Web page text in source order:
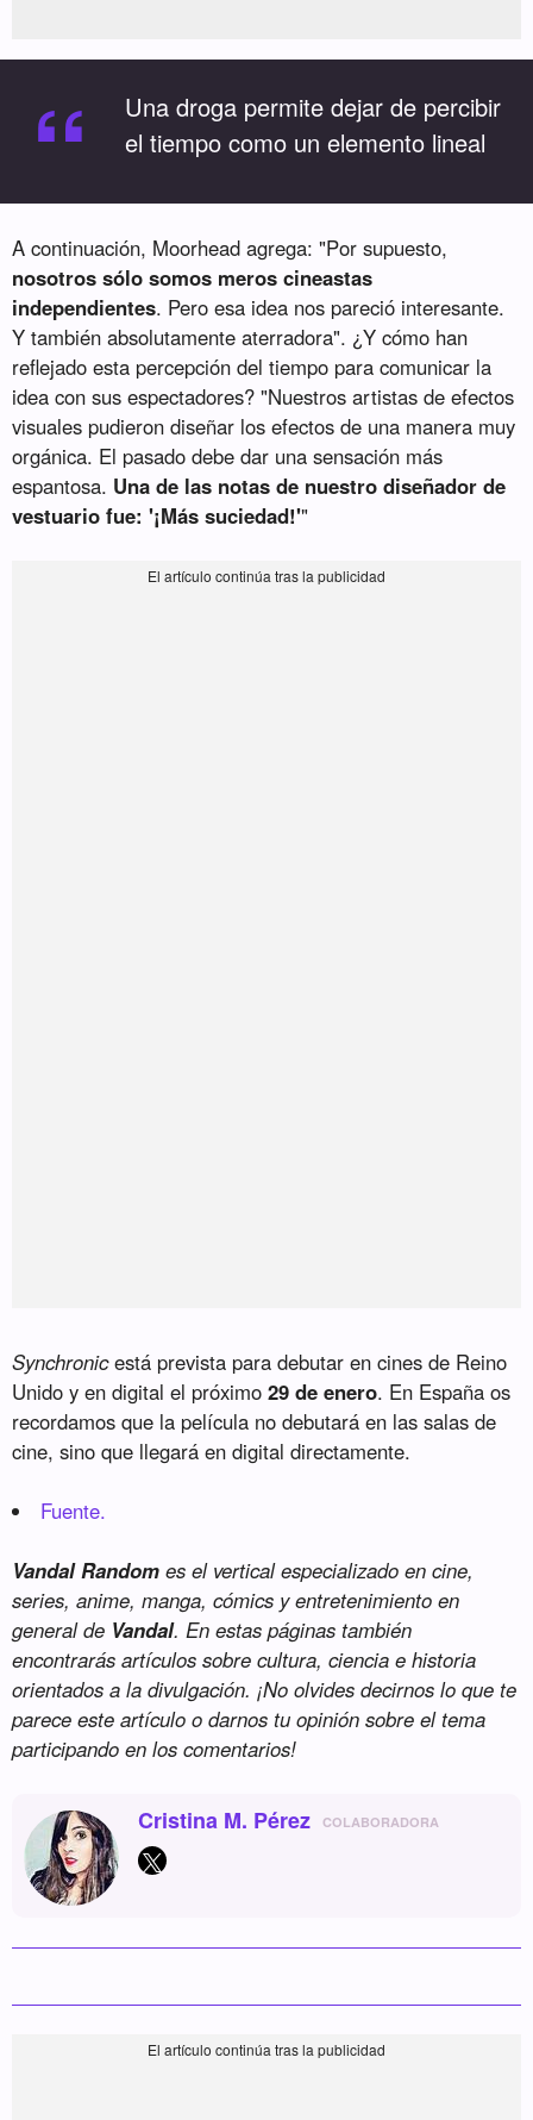
“
Una droga permite dejar de percibir
el tiempo como un elemento lineal
A continuación, Moorhead agrega: "Por supuesto,
nosotros sólo somos meros cineastas
independientes. Pero esa idea nos pareció interesante.
Y también absolutamente aterradora". ¿Y cómo han
reflejado esta percepción del tiempo para comunicar la
idea con sus espectadores? "Nuestros artistas de efectos
visuales pudieron diseñar los efectos de una manera muy
orgánica. El pasado debe dar una sensación más
espantosa. Una de las notas de nuestro diseñador de
vestuario fue: '¡Más suciedad!'"
Synchronicestá prevista para debutar en cines de Reino
Unido y en digital el próximo29 de enero. En España os
recordamos que la película no debutará en las salas de
cine, sino que llegará en digital directamente.
Fuente.
Vandal Random es el vertical especializado en cine,
series, anime, manga, cómics y entretenimiento en
general de Vandal. En estas páginas también
encontrarás artículos sobre cultura, ciencia e historia
orientados a la divulgación. ¡No olvides decirnos lo que te
parece este artículo o darnos tu opinión sobre el tema
participando en los comentarios!
Cristina M. Pérez COLABORADORA